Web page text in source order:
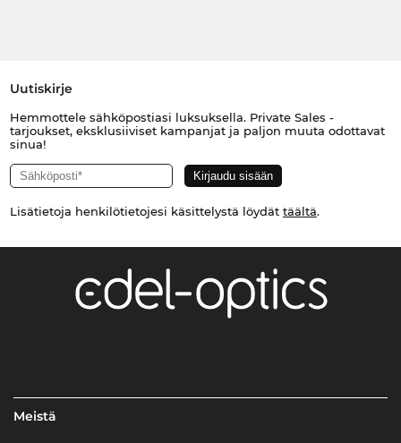
Uutiskirje
Hemmottele sähköpostiasi luksuksella. Private Sales -
tarjoukset, eksklusiiviset kampanjat ja paljon muuta odottavat
sinua!
Lisätietoja henkilötietojesi käsittelystä löydät täältä.
Meistä